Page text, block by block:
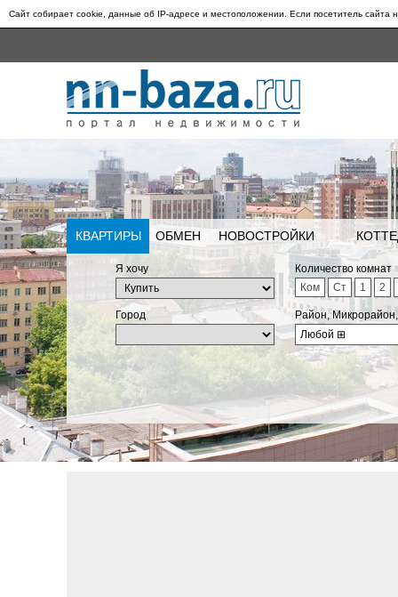
Сайт собирает cookie, данные об IP-адресе и местоположении. Если посетитель сайта
КВАРТИРЫ ОБМЕН НОВОСТРОЙКИ
Я хочу
Количество комнат
Ком
Ст 1 2
Город
Район,
Любой ⊞